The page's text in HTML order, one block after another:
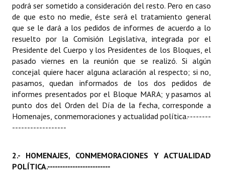
podrá ser sometido a consideración del resto. Pero en caso
de que esto no medie, éste será el tratamiento general
que se le dará a los pedidos de informes de acuerdo a lo
resuelto por la Comisión Legislativa, integrada por el
Presidente del Cuerpo y los Presidentes de los Bloques, el
pasado viernes en la reunión que se realizó. Si algún
concejal quiere hacer alguna aclaración al respecto; si no,
pasamos, quedan informados de los dos pedidos de
informes presentados por el Bloque MARA; y pasamos al
punto dos del Orden del Día de la fecha, corresponde a
Homenajes, conmemoraciones y actualidad política.--------
------------------
2.- HOMENAJES, CONMEMORACIONES Y ACTUALIDAD
POLÍTICA.-------------------------